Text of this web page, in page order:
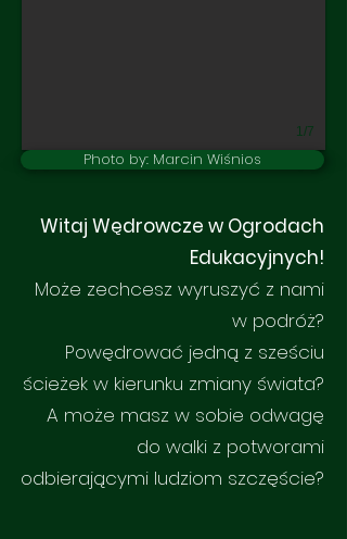
1/7
Photo by: Marcin Wiśnios
Witaj Wędrowcze w Ogrodach
Edukacyjnych!
Może zechcesz wyruszyć z nami
w podróż?
Powędrować jedną z sześciu
ścieżek w kierunku zmiany świata?
A może masz w sobie odwagę
do walki z potworami
odbierającymi ludziom szczęście?